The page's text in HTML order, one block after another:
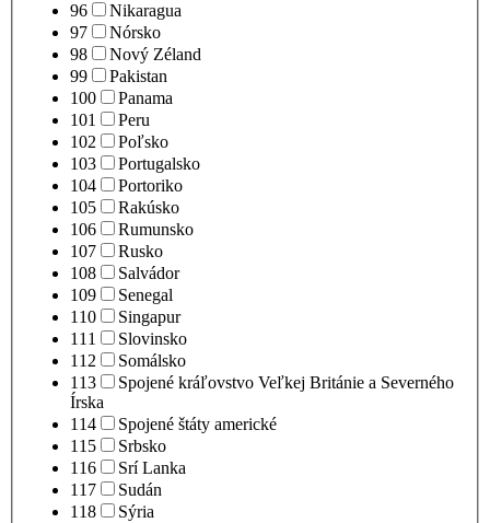
96
Nikaragua
97
Nórsko
98
Nový Zéland
99
Pakistan
100
Panama
101
Peru
102
Poľsko
103
Portugalsko
104
Portoriko
105
Rakúsko
106
Rumunsko
107
Rusko
108
Salvádor
109
Senegal
110
Singapur
111
Slovinsko
112
Somálsko
113
Spojené kráľovstvo Veľkej Británie a Severného
Írska
114
Spojené štáty americké
115
Srbsko
116
Srí Lanka
117
Sudán
118
Sýria